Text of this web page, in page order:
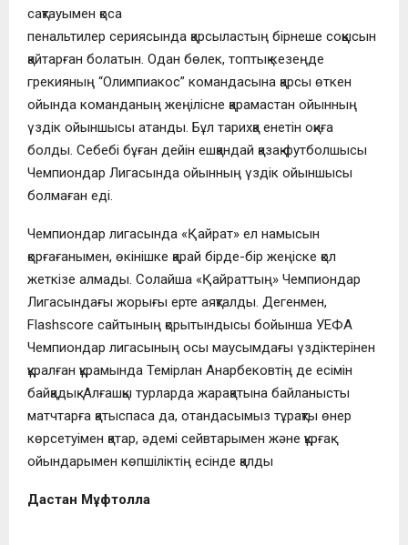
сақтауымен қоса
пенальтилер сериясында қарсыластың бірнеше соққысын
қайтарған болатын. Одан бөлек, топтық кезеңде
грекияның “Олимпиакос” командасына қарсы өткен
ойында команданың жеңілісне қарамастан ойынның
үздік ойыншысы атанды. Бұл тарихқа енетін оқиға
болды. Себебі бұған дейін ешқандай қазақ футболшысы
Чемпиондар Лигасында ойынның үздік ойыншысы
болмаған еді.
Чемпиондар лигасында «Қайрат» ел намысын
қорғағанымен, өкінішке қарай бірде-бір жеңіске қол
жеткізе алмады. Солайша «Қайраттың» Чемпиондар
Лигасындағы жорығы ерте аяқталды. Дегенмен,
Flashscore сайтының қорытындысы бойынша УЕФА
Чемпиондар лигасының осы маусымдағы үздіктерінен
құралған құрамында Темірлан Анарбековтің де есімін
байқадық. Алғашқы турларда жарақатына байланысты
матчтарға қатыспаса да, отандасымыз тұрақты өнер
көрсетуімен қатар, әдемі сейвтарымен және құрғақ
ойындарымен көпшіліктің есінде қалды
Дастан Мұфтолла